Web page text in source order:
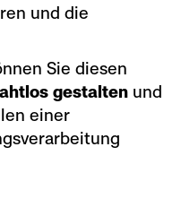
und die
Sie diesen
gestalten und
einer